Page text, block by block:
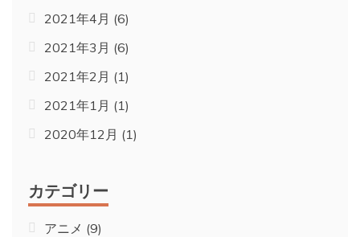
2021年4月 (6)
2021年3月 (6)
2021年2月 (1)
2021年1月 (1)
2020年12月 (1)
カテゴリー
アニメ (9)